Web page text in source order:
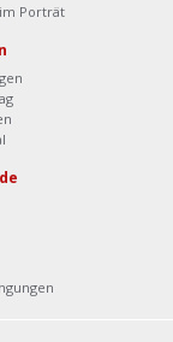
Porträt